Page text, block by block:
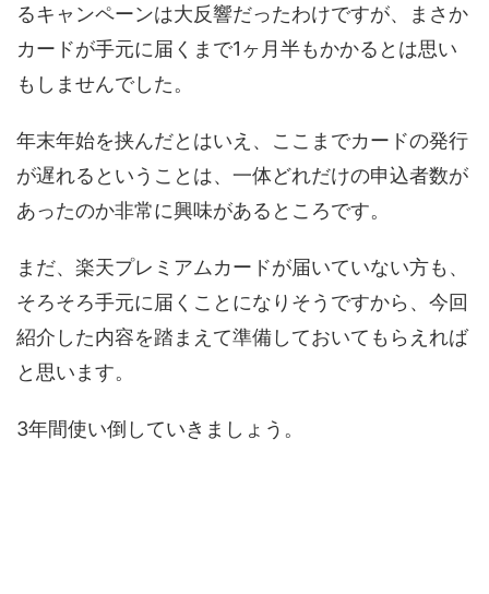
るキャンペーンは大反響だったわけですが、まさか
カードが手元に届くまで1ヶ月半もかかるとは思い
もしませんでした。
年末年始を挟んだとはいえ、ここまでカードの発行
が遅れるということは、一体どれだけの申込者数が
あったのか非常に興味があるところです。
まだ、楽天プレミアムカードが届いていない方も、
そろそろ手元に届くことになりそうですから、今回
紹介した内容を踏まえて準備しておいてもらえれば
と思います。
3年間使い倒していきましょう。